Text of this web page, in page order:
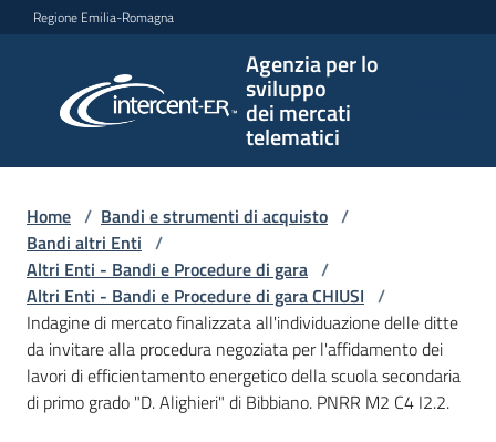
Vai al contenuto
Vai alla navigazione
Vai al footer
Regione Emilia-Romagna
Agenzia per lo
sviluppo
dei mercati
telematici
per lo
sviluppo
telematici
L'Agenzia
Bandi
Home / Bandi e strumenti di acquisto /
Bandi altri Enti /
Altri Enti - Bandi e Procedure di gara /
Altri Enti - Bandi e Procedure di gara CHIUSI /
Indagine di mercato finalizzata all'individuazione delle ditte
da invitare alla procedura negoziata per l'affidamento dei
lavori di efficientamento energetico della scuola secondaria
di primo grado "D. Alighieri" di Bibbiano. PNRR M2 C4 I2.2.